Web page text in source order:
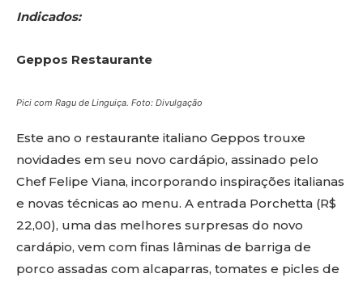
Indicados:
Geppos Restaurante
Pici com Ragu de Linguiça. Foto: Divulgação
Este ano o restaurante italiano Geppos trouxe
novidades em seu novo cardápio, assinado pelo
Chef Felipe Viana, incorporando inspirações italianas
e novas técnicas ao menu. A entrada Porchetta (R$
22,00), uma das melhores surpresas do novo
cardápio, vem com finas lâminas de barriga de
porco assadas com alcaparras, tomates e picles de